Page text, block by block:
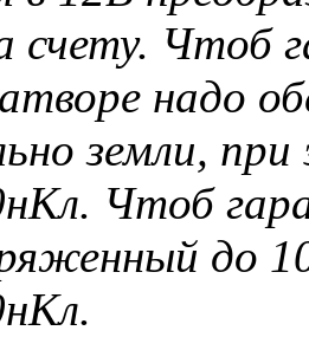
счету. Чтоб
надо
земли,
Чтоб
до